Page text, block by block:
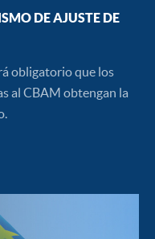
DE AJUSTE DE
obligatorio que los
al CBAM obtengan la